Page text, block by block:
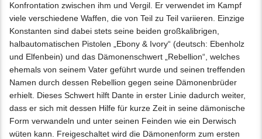
Konfrontation zwischen ihm und Vergil. Er verwendet im Kampf
viele verschiedene Waffen, die von Teil zu Teil variieren. Einzige
Konstanten sind dabei stets seine beiden großkalibrigen,
halbautomatischen Pistolen „Ebony & Ivory“ (deutsch: Ebenholz
und Elfenbein) und das Dämonenschwert „Rebellion“, welches
ehemals von seinem Vater geführt wurde und seinen treffenden
Namen durch dessen Rebellion gegen seine Dämonenbrüder
erhielt. Dieses Schwert hilft Dante in erster Linie dadurch weiter,
dass er sich mit dessen Hilfe für kurze Zeit in seine dämonische
Form verwandeln und unter seinen Feinden wie ein Derwisch
wüten kann. Freigeschaltet wird die Dämonenform zum ersten